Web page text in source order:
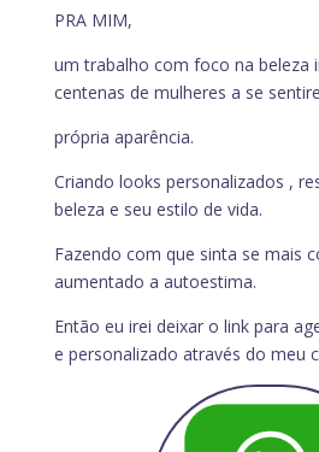
PRA MIM,
um trabalho com foco na beleza
centenas de mulheres a se
própria aparência.
Criando looks personalizados ,
beleza e seu estilo de vida.
Fazendo com que sinta se mais
aumentado a autoestima.
Então eu irei deixar o link para
e personalizado através do meu